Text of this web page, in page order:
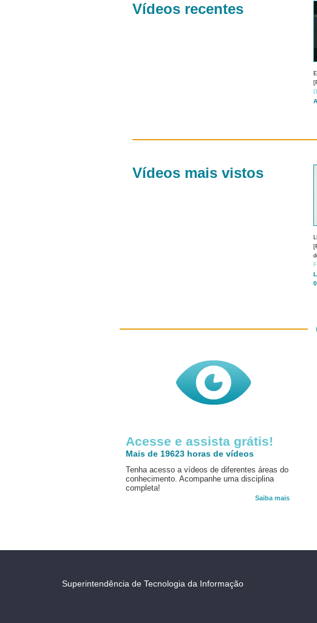
Vídeos recentes
Vídeos mais vistos
Acesse e assista grátis!
Mais de 19623 horas de vídeos
Tenha acesso a vídeos de diferentes áreas do
conhecimento. Acompanhe uma disciplina
completa!
Saiba mais
Superintendência de Tecnologia da Informação